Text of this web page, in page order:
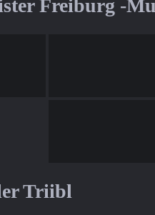
Freiburg -
Triibl